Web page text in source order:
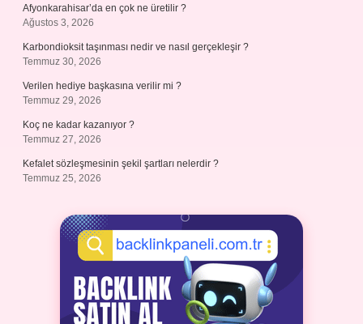
Afyonkarahisar’da en çok ne üretilir ?
Ağustos 3, 2026
Karbondioksit taşınması nedir ve nasıl gerçekleşir ?
Temmuz 30, 2026
Verilen hediye başkasına verilir mi ?
Temmuz 29, 2026
Koç ne kadar kazanıyor ?
Temmuz 27, 2026
Kefalet sözleşmesinin şekil şartları nelerdir ?
Temmuz 25, 2026